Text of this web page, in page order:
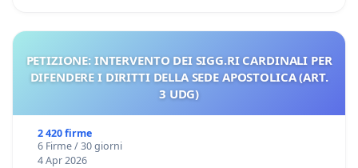
PETIZIONE: INTERVENTO DEI SIGG.RI CARDINALI PER
DIFENDERE I DIRITTI DELLA SEDE APOSTOLICA (ART.
3 UDG)
2 420 firme
6 Firme / 30 giorni
4 Apr 2026